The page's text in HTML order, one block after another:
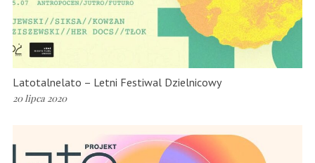
Latotalnelato – Letni Festiwal Dzielnicowy
20 lipca 2020